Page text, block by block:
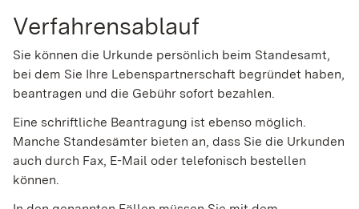
Verfahrensablauf
Sie können die Urkunde persönlich beim Standesamt,
bei dem Sie Ihre Lebenspartnerschaft begründet haben,
beantragen und die Gebühr sofort bezahlen.
Eine schriftliche Beantragung ist ebenso möglich.
Manche Standesämter bieten an, dass Sie die Urkunden
auch durch Fax, E-Mail oder telefonisch bestellen
können.